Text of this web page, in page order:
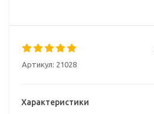
Артикул: 21028
Характеристики